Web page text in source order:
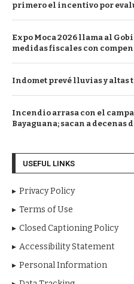
primero el incentivo por
Expo Moca 2026 llama al
medidas fiscales con
Indomet prevé lluvias y altas
Incendio arrasa con el
Bayaguana; sacan a decenas
USEFUL LINKS
Privacy Policy
Terms of Use
Closed Captioning Policy
Accessibility Statement
Personal Information